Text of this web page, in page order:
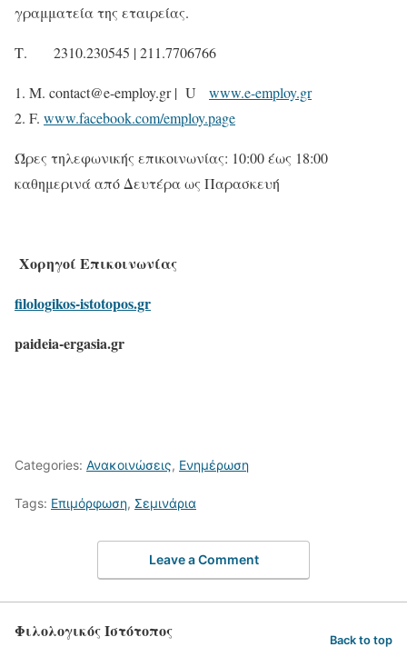
γραμματεία της εταιρείας.
Τ. 2310.230545 | 211.7706766
M. contact@e-employ.gr | U www.e-employ.gr
F. www.facebook.com/employ.page
Ώρες τηλεφωνικής επικοινωνίας: 10:00 έως 18:00
καθημερινά από Δευτέρα ως Παρασκευή
Χορηγοί Επικοινωνίας
filologikos-istotopos.gr
paideia-ergasia.gr
Categories: Ανακοινώσεις, Ενημέρωση
Tags: Επιμόρφωση, Σεμινάρια
Leave a Comment
Φιλολογικός Ιστότοπος Back to top